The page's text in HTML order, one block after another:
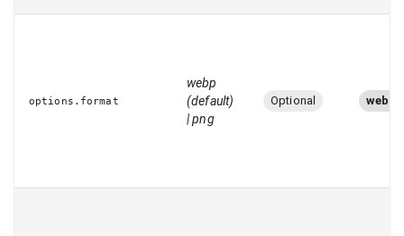
options.format
webp
(default)
| png
Optional webp